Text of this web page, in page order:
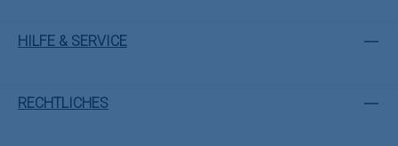
HILFE & SERVICE
RECHTLICHES